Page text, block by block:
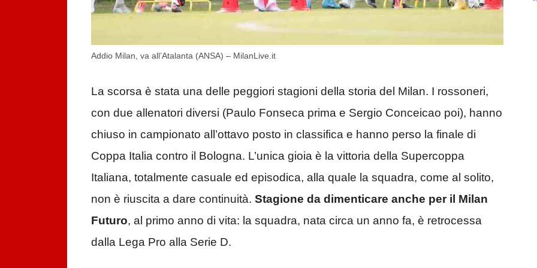
Addio Milan, va all’Atalanta (ANSA) – MilanLive.it
La scorsa è stata una delle peggiori stagioni della storia del Milan. I rossoneri,
con due allenatori diversi (Paulo Fonseca prima e Sergio Conceicao poi), hanno
chiuso in campionato all’ottavo posto in classifica e hanno perso la finale di
Coppa Italia contro il Bologna. L’unica gioia è la vittoria della Supercoppa
Italiana, totalmente casuale ed episodica, alla quale la squadra, come al solito,
non è riuscita a dare continuità. Stagione da dimenticare anche per il Milan
Futuro, al primo anno di vita: la squadra, nata circa un anno fa, è retrocessa
dalla Lega Pro alla Serie D.